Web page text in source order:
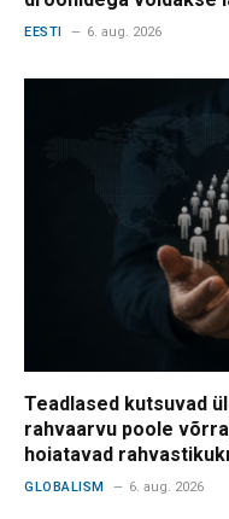
EESTI 6. aug. 2026
Teadlased kutsuvad
rahvaarvu poole
hoiatavad
GLOBALISM 6. aug. 2026